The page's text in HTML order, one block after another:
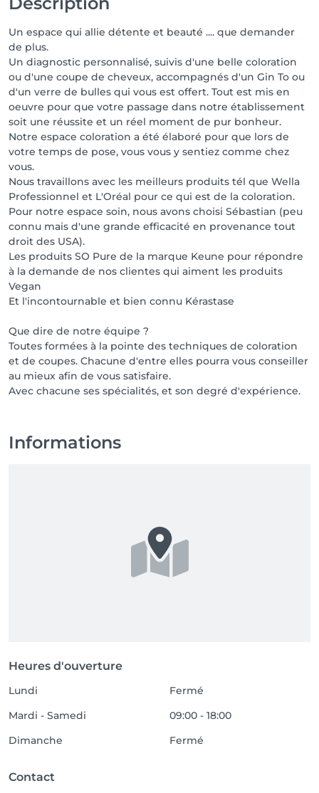
Un espace qui allie détente et beauté .... que demander
de plus.
Un diagnostic personnalisé, suivis d'une belle coloration
ou d'une coupe de cheveux, accompagnés d'un Gin To ou
d'un verre de bulles qui vous est offert. Tout est mis en
oeuvre pour que votre passage dans notre établissement
soit une réussite et un réel moment de pur bonheur.
Notre espace coloration a été élaboré pour que lors de
votre temps de pose, vous vous y sentiez comme chez
vous.
Nous travaillons avec les meilleurs produits tél que Wella
Professionnel et L'Oréal pour ce qui est de la coloration.
Pour notre espace soin, nous avons choisi Sébastian (peu
connu mais d'une grande efficacité en provenance tout
droit des USA).
Les produits SO Pure de la marque Keune pour répondre
à la demande de nos clientes qui aiment les produits
Vegan
Et l'incontournable et bien connu Kérastase
Que dire de notre équipe ?
Toutes formées à la pointe des techniques de coloration
et de coupes. Chacune d'entre elles pourra vous conseiller
au mieux afin de vous satisfaire.
Avec chacune ses spécialités, et son degré d'expérience.
Informations
Heures d'ouverture
Lundi
Fermé
Mardi - Samedi
09:00 - 18:00
Dimanche
Fermé
Contact